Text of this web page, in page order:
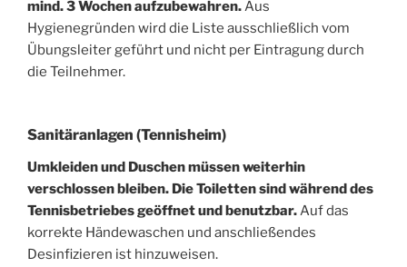
mind. 3 Wochen aufzubewahren.Aus
Hygienegründen wird die Liste ausschließlich vom
Übungsleiter geführt und nicht per Eintragung durch
die Teilnehmer.
Sanitäranlagen (Tennisheim)
Umkleiden und Duschen müssen weiterhin
verschlossen bleiben. Die Toiletten sind während des
Tennisbetriebes geöffnet und benutzbar.Auf das
korrekte Händewaschen und anschließendes
Desinfizieren ist hinzuweisen.